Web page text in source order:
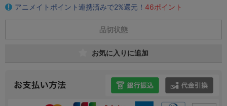
アニメイトポイント連携済みで2%還元！ 46ポイント
品切状態
お気に入りに追加